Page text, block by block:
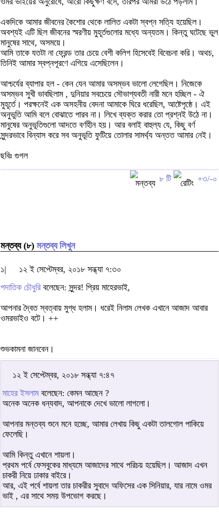
একদিকে আমার জীবনের কৈশোর থেকে লালিত একটা স্বপ্ন সত্যি হয়েছিল।
অবশ্যই এটি ছিল জীবনের স্মরণীয় মুহূর্তগুলোর মধ্যে অন্যতম। কিন্তু ঘটেছে ভুল
মানুষের সাথে, অসময়ে।
আমি তাকে যতটা না ফ্রেন্ড তার চেয়ে বেশী কলিগ হিসেবেই বিবেচনা করি। অথচ,
তিনিই আমার স্বপ্নপূরণে এগিয়ে এসেছিলেন।
আশ্চর্যের ব্যাপার হল - কেন যেন আমার অসম্ভব ভালো লেগেছিল। নিজেকে
অসম্ভব সুখী ভাবছিলাম , দুনিয়ার সবচেয়ে সৌভাগ্যবতী নারী মনে হচ্ছিল - ঐ
মুহূর্তে। পরক্ষনেই এক অসহনীয় বেদনা আমাকে ঘিরে ধরেছিল, আষ্টেপৃষ্ঠে। এই
অনুভুতি আমি বলে বোঝাতে পারব না। লিখে ব্যক্ত করার তো প্রশ্নই উঠে না।
মানুষের অনুভূতিগুলো আদতে বর্ণহীন হয়। আর বলাই বাহুল্য যে, কিছু বর্ণ
সুন্দরভাবে বিন্যাস করে সব অনুভূতি ফুটিয়ে তোলার সামর্থ্য অন্তত আমার নেই।
ছবিঃ গুগল
৮ টি +৩/-০
মন্তব্য (৮) মন্তব্য লিখুন
১|
১২ ই সেপ্টেম্বর, ২০১৮ সন্ধ্যা ৭:৩০
পদাতিক চৌধুরি বলেছেন: সুন্দর! প্রিয় মাহেরভাই,
আপনার দ্বৈত স্বত্বায় মুগ্ধ হলাম। ধরেই নিলাম লেখক এখানে আজাদ আবার
ওমরভাইও বটে। ++
শুভকামনা জানবেন।
১২ ই সেপ্টেম্বর, ২০১৮ সন্ধ্যা ৭:৪৭
মাহের ইসলামবলেছেন: কেমন আছেন ?
অনেক অনেক ধন্যবাদ, আপনাকে দেখে ভালো লাগলো।
আপনার মন্তব্য শুনে মনে হচ্ছে, আমার লেখায় কিছু একটা তালগোল পাকিয়ে
ফেলেছি।
আমি কিন্তু এখানে শায়লা।
প্রথম পর্বে ফেসবুকের মাধ্যমে আজাদের সাথে পরিচয় হয়েছিল। আজাদ এখন
চাকরী নিয়ে ঢাকার বাইরে।
আর, এই পর্বে শায়লা তার চাকরীর সুবাদে অফিসের এক সিনিয়ার, যার নামে ওমর
ভাই , এর সাথে সময় উপভোগ করছে।